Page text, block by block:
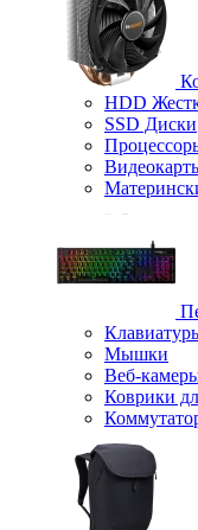
HDD
SSD Диски
Мышки
Веб-
Коврики